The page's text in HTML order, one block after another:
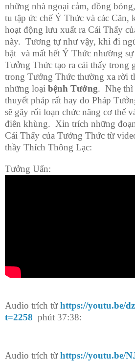
những nhà ngoại cảm, đồng
tu tập ức chế Ý Thức và các Căn,
hoạt động lưu xuất ra Cái Thấy
này. Tương tự như vậy, khi đi
bặt và mất hết Ý Thức nhường
Tưởng Thức tạo ra cái thấy trong
trong Tưởng Thức thường xa rời
những loại bệnh Tưởng. Nhẹ thì
thuyết pháp rất hay do Pháp
sẽ gây rối loạn chức năng cơ thể
điên khùng. Xin trích những
Cái Thấy của Tưởng Thức từ
thầy Thích Thông Lạc:
Tưởng Uẩn:
Audio trích từhttps://youtu.be/
t=2258 phút 37:38:
Audio trích từhttps://youtu.be/